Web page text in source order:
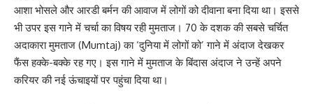
आशा भोसले और आरडी बर्मन की आवाज में लोगों को दीवाना बना दिया था। इससे
भी उपर इस गाने में चर्चा का विषय रही मुमताज। 70 के दशक की सबसे चर्चित
अदाकारा मुमताज (Mumtaj) का ‘दुनिया में लोगों को’ गाने में अंदाज देखकर
फैंस हक्के-बक्के रह गए। इस गाने में मुमताज के बिंदास अंदाज ने उन्हें अपने
करियर की नई ऊंचाइयों पर पहुंचा दिया था।